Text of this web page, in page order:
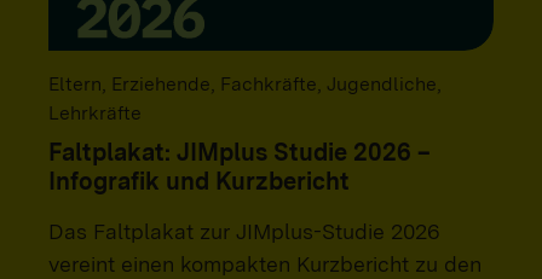
Eltern, Erziehende, Fachkräfte, Jugendliche,
Lehrkräfte
Faltplakat: JIMplus Studie 2026 –
Infografik und Kurzbericht
Das Faltplakat zur JIMplus-Studie 2026
vereint einen kompakten Kurzbericht zu den